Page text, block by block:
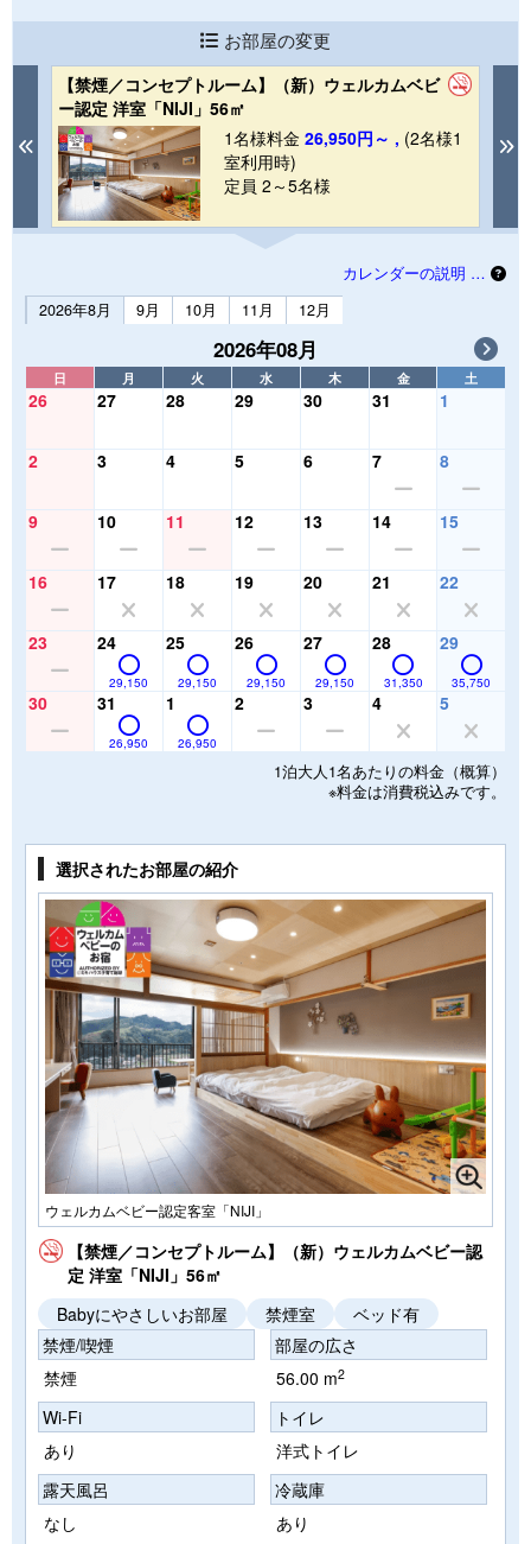
お部屋の変更
Previous
【禁煙／コンセプトルーム】（新）ウェルカムベビ
ー認定 洋室「NIJI」56㎡
1名様料金 26,950円～ , (2名様1
室利用時)
定員 2～5名様
カレンダーの説明 …
2026年8月
9月 10月 11月 12月
2026年08月
日 月 火 水 木 金 土
26 27 28 29 30 31 1
2 3 4 5 6 7 8
9 10 11 12 13 14 15
16 17 18 19 20 21 22
23 24
29,150
25
29,150
26
29,150
27
29,150
28
31,350
29
35,750
30 31
26,950
1
26,950
2 3 4 5
1泊大人1名あたりの料金（概算）
※料金は消費税込みです。
選択されたお部屋の紹介
ウェルカムベビー認定客室「NIJI」
【禁煙／コンセプトルーム】（新）ウェルカムベビー認
定 洋室「NIJI」56㎡
Babyにやさしいお部屋
禁煙室
ベッド有
禁煙/喫煙
禁煙
部屋の広さ
56.00 m2
Wi-Fi
あり
トイレ
洋式トイレ
露天風呂
なし
冷蔵庫
あり